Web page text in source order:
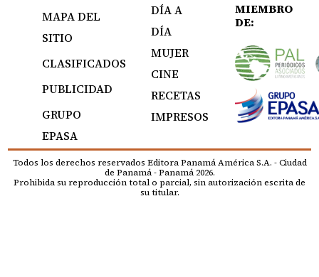
MAPA DEL
SITIO
CLASIFICADOS
PUBLICIDAD
GRUPO
EPASA
DÍA A
DÍA
MUJER
CINE
RECETAS
IMPRESOS
MIEMBRO
DE:
Todos los derechos reservados Editora Panamá América S.A. - Ciudad
de Panamá - Panamá 2026.
Prohibida su reproducción total o parcial, sin autorización escrita de
su titular.